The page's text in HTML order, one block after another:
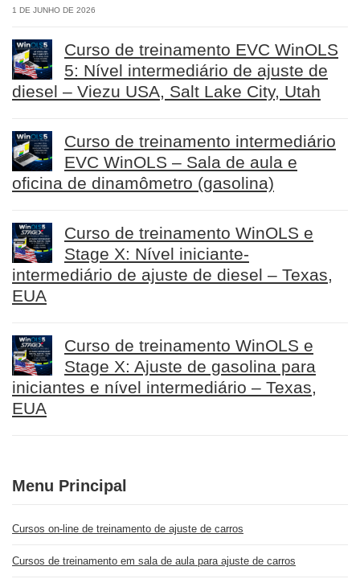
1 DE JUNHO DE 2026
Curso de treinamento EVC WinOLS
5: Nível intermediário de ajuste de
diesel – Viezu USA, Salt Lake City, Utah
Curso de treinamento intermediário
EVC WinOLS – Sala de aula e
oficina de dinamômetro (gasolina)
Curso de treinamento WinOLS e
Stage X: Nível iniciante-
intermediário de ajuste de diesel – Texas,
EUA
Curso de treinamento WinOLS e
Stage X: Ajuste de gasolina para
iniciantes e nível intermediário – Texas,
EUA
Menu Principal
Cursos on-line de treinamento de ajuste de carros
Cursos de treinamento em sala de aula para ajuste de carros